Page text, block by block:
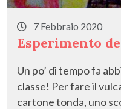
7 Febbraio 2020
Esperimento
Un po’ di tempo fa
classe! Per fare il
cartone tonda, uno